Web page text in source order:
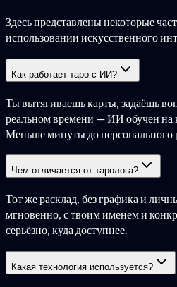
Здесь представлены некоторые
использовании искусственного
Как работает таро с ИИ?
Ты вытягиваешь карты, задаёшь
реальном времени — ИИ обучен на
Меньше минуты до персонального
Чем отличается от таролога?
Тот же расклад, без графика и
мгновенно, с твоим именем и
серьёзно, куда доступнее.
Какая технология используется?